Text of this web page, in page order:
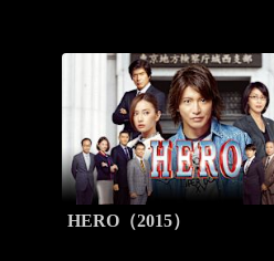
HERO（2015）